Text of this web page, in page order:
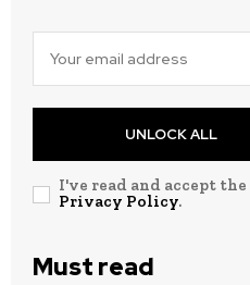
UNLOCK ALL
I've read and accept the
Privacy Policy.
Must read